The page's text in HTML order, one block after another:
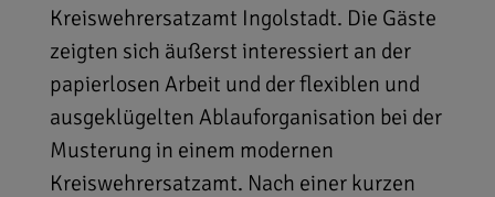
Kreiswehrersatzamt Ingolstadt. Die Gäste
zeigten sich äußerst interessiert an der
papierlosen Arbeit und der flexiblen und
ausgeklügelten Ablauforganisation bei der
Musterung in einem modernen
Kreiswehrersatzamt. Nach einer kurzen